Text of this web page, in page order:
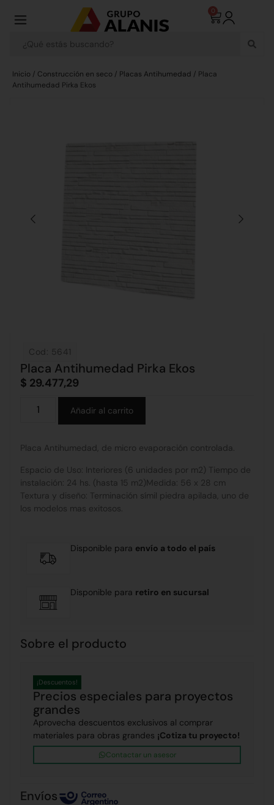
0
Inicio / Construcción en seco / Placas Antihumedad / Placa
Antihumedad Pirka Ekos
Cod: 5641
Placa Antihumedad Pirka Ekos
$ 29.477,29
Añadir al carrito
Placa Antihumedad, de micro evaporación controlada.
Espacio de Uso: Interiores (6 unidades por m2) Tiempo de
instalación: 24 hs. (hasta 15 m2)Medida: 56 x 28 cm
Textura y diseño: Terminación símil piedra apilada, uno de
los modelos mas exitosos.
Disponible para envío a todo el país
Disponible para retiro en sucursal
Sobre el producto
Precios especiales para proyectos
grandes
¡Descuentos!
Aprovecha descuentos exclusivos al comprar
materiales para obras grandes ¡Cotiza tu proyecto!
Contactar un asesor
Envíos